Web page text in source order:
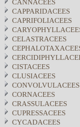
CANNACEES
CAPPARIDACEES
CAPRIFOLIACEES
CELASTRACEES
CISTACEES
CLUSIACEES
CONVOLVULACEES
CORNACEES
CRASSULACEES
CUPRESSACEES
CYCADACEES